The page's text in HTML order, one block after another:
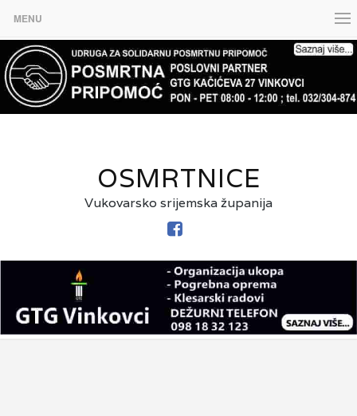
MENU
OSMRTNICE
Vukovarsko srijemska županija